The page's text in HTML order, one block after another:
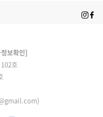
보확인]
호